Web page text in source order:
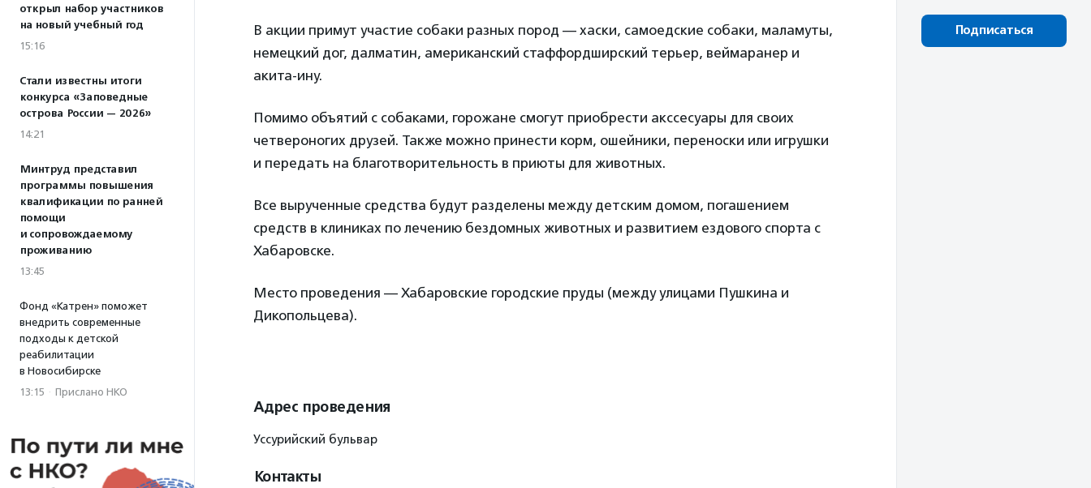
открыл набор участников
на новый учебный год
15:16
Стали известны итоги
конкурса «Заповедные
острова России — 2026»
14:21
Минтруд представил
программы повышения
квалификации по ранней
помощи
и сопровождаемому
проживанию
13:45
Фонд «Катрен» поможет
внедрить современные
подходы к детской
реабилитации
в Новосибирске
13:15 · Прислано НКО
В акции примут участие собаки разных пород — хаски, самоедские собаки, маламуты,
немецкий дог, далматин, американский стаффордширский терьер, веймаранер и
акита-ину.
Помимо объятий с собаками, горожане смогут приобрести акссесуары для своих
четвероногих друзей. Также можно принести корм, ошейники, переноски или игрушки
и передать на благотворительность в приюты для животных.
Все вырученные средства будут разделены между детским домом, погашением
средств в клиниках по лечению бездомных животных и развитием ездового спорта с
Хабаровске.
Место проведения — Хабаровские городские пруды (между улицами Пушкина и
Дикопольцева).
Адрес проведения
Уссурийский бульвар
Контакты
Подписаться